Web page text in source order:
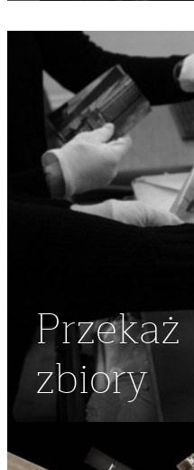
REGION MAZOWSZE
Przekaż
zbiory